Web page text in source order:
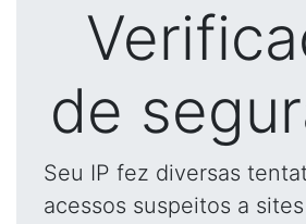
de
Seu IP fez diversas
acessos suspeitos a